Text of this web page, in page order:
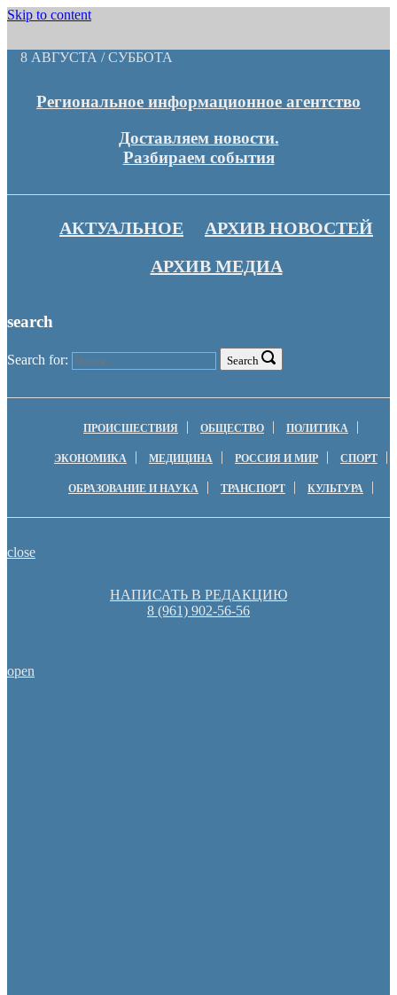
Skip to content
8 АВГУСТА / СУББОТА
Региональное информационное агентство
Доставляем новости.
Разбираем события
АКТУАЛЬНОЕ
АРХИВ НОВОСТЕЙ
АРХИВ МЕДИА
search
Search for: Search
ПРОИСШЕСТВИЯ ОБЩЕСТВО ПОЛИТИКА
ЭКОНОМИКА МЕДИЦИНА РОССИЯ И МИР СПОРТ
ОБРАЗОВАНИЕ И НАУКА ТРАНСПОРТ КУЛЬТУРА
close
НАПИСАТЬ В РЕДАКЦИЮ
8 (961) 902-56-56
open